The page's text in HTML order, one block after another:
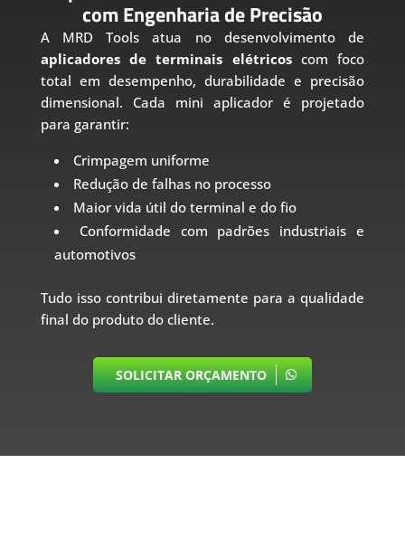
com Engenharia de Precisão
A MRD Tools atua no desenvolvimento de
aplicadores de terminais elétricoscom foco
total em desempenho, durabilidade e precisão
dimensional. Cada mini aplicador é projetado
para garantir:
Crimpagem uniforme
Redução de falhas no processo
Maior vida útil do terminal e do fio
Conformidade com padrões industriais e
automotivos
Tudo isso contribui diretamente para a qualidade
final do produto do cliente.
SOLICITAR ORÇAMENTO